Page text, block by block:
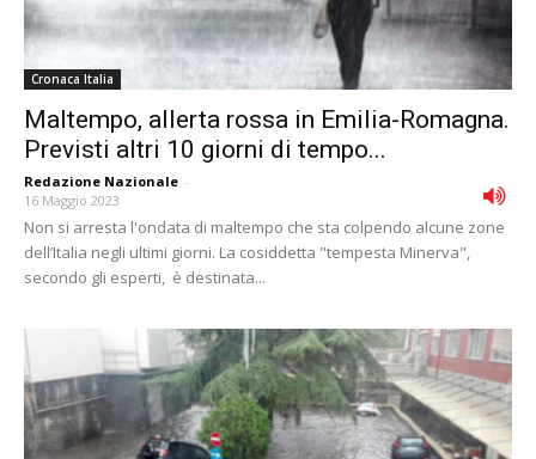
Cronaca Italia
Maltempo, allerta rossa in Emilia-Romagna.
Previsti altri 10 giorni di tempo...
Redazione Nazionale -
16 Maggio 2023
Non si arresta l'ondata di maltempo che sta colpendo alcune zone
dell’Italia negli ultimi giorni. La cosiddetta "tempesta Minerva",
secondo gli esperti, è destinata...